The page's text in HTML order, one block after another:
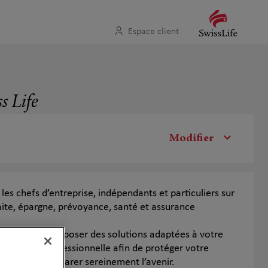
Espace client
Life
Modifier
les chefs d’entreprise, indépendants et particuliers sur
épargne, prévoyance, santé et assurance
de vous proposer des solutions adaptées à votre
et professionnelle afin de protéger votre
et préparer sereinement l’avenir.